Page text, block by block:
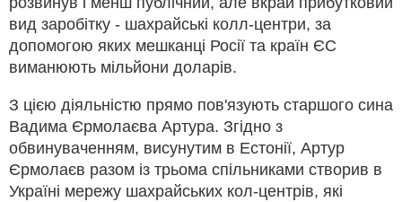
вид заробітку - шахрайські колл-центри, за
допомогою яких мешканці Росії та країн ЄС
виманюють мільйони доларів.
З цією діяльністю прямо пов'язують старшого сина
Вадима Єрмолаєва Артура. Згідно з
обвинуваченням, висунутим в Естонії, Артур
Єрмолаєв разом із трьома спільниками створив в
Україні мережу шахрайських кол-центрів, які